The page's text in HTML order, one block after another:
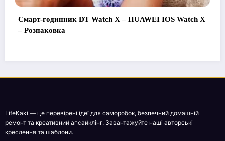
HUAWEI IOS Watch X
Як зробити ТВ антену з
LifeKaki — це перевірені ідеї для саморобок, безпечний домашній
ремонт та креативний апсайклінг. Завантажуйте наші авторські
креслення та шаблони.